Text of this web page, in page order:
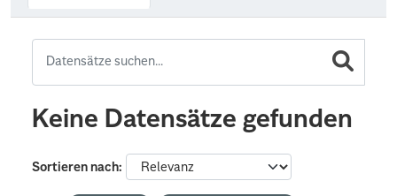
Keine Datensätze gefunden
Sortieren nach